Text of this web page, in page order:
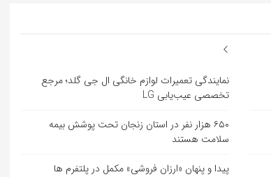
نمایندگی تعمیرات لوازم خانگی ال جی گلد؛ مرجع
تخصصی عیب‌یابی LG
۶۵۰ هزار نفر در استان زنجان تحت پوشش بیمه
سلامت هستند
پیدا و پنهان «ارزان فروشی» مکمل در پلتفرم ها